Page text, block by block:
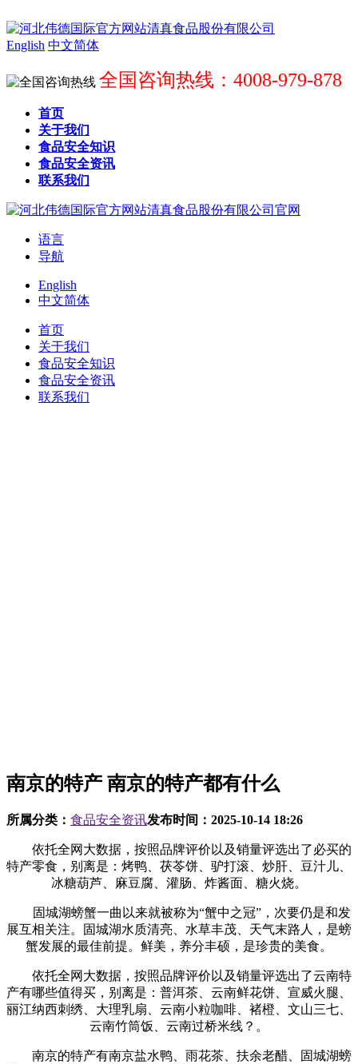
English 中文简体
全国咨询热线：4008-979-878
首页
关于我们
食品安全知识
食品安全资讯
联系我们
语言
导航
English
中文简体
首页
关于我们
食品安全知识
食品安全资讯
联系我们
南京的特产 南京的特产都有什么
所属分类： 食品安全资讯发布时间： 2025-10-14 18:26
依托全网大数据，按照品牌评价以及销量评选出了必买的
特产零食，别离是：烤鸭、茯苓饼、驴打滚、炒肝、豆汁儿、
冰糖葫芦、麻豆腐、灌肠、炸酱面、糖火烧。
固城湖螃蟹一曲以来就被称为“蟹中之冠”，次要仍是和发
展互相关注。固城湖水质清亮、水草丰茂、天气末路人，是螃
蟹发展的最佳前提。鲜美，养分丰硕，是珍贵的美食。
依托全网大数据，按照品牌评价以及销量评选出了云南特
产有哪些值得买，别离是：普洱茶、云南鲜花饼、宣威火腿、
丽江纳西刺绣、大理乳扇、云南小粒咖啡、褚橙、文山三七、
云南竹筒饭、云南过桥米线？。
南京的特产有南京盐水鸭、雨花茶、扶余老醋、固城湖螃